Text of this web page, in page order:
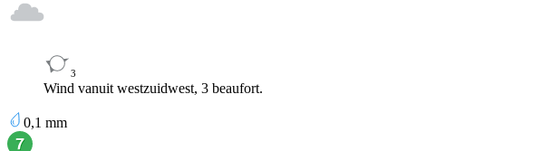
3
Wind vanuit westzuidwest, 3 beaufort.
0,1 mm